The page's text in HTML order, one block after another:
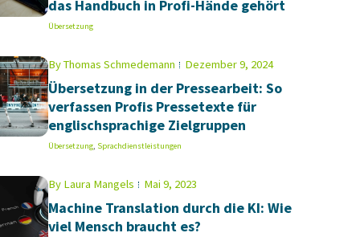
das Handbuch in Profi-Hände gehört
Übersetzung
ByThomas Schmedemann Dezember 9, 2024
Übersetzung in der Pressearbeit: So
verfassen Profis Pressetexte für
englischsprachige Zielgruppen
Übersetzung, Sprachdienstleistungen
ByLaura Mangels Mai 9, 2023
Machine Translation durch die KI: Wie
viel Mensch braucht es?